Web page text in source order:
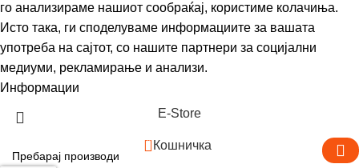
го анализираме нашиот сообраќај, користиме колачиња.
Исто така, ги споделуваме информациите за вашата
употреба на сајтот, со нашите партнери за социјални
медиуми, рекламирање и анализи.
Информации
Е-Store
0 Кошничка